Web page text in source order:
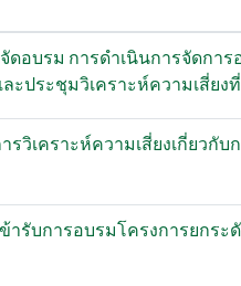
ดอบรม การดำเนินการจัดกา
ะประชุมวิเคราะห์ความเสี่ยง
รวิเคราะห์ความเสี่ยงเกี่ยว
ข้ารับการอบรมโครงการยกร